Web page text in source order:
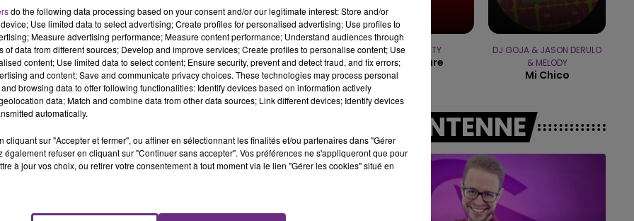
LE MAGASIN JOUÉCLUB DE REIMS FERME
SES PORTES
C'était l'une des institutions du centre-ville
rémois. Le magasin JouéClub est contraint de
fermer ses portes.
TEMPER CITY
Self Aware
DJ GOJA & JASON DERULO
& MELODY
Mi Chico
A L'ANTENNE
do the following data processing based on your consent and/or our legitimate interest: Store and/or
Use limited data to select advertising; Create profiles for personalised advertising; Use profiles to
Measure advertising performance; Measure content performance; Understand audiences through
of data from different sources; Develop and improve services; Create profiles to personalise content; Use
content; Use limited data to select content; Ensure security, prevent and detect fraud, and fix errors;
and content; Save and communicate privacy choices. These technologies may process personal
browsing data to offer following functionalities: Identify devices based on information actively
data; Match and combine data from other data sources; Link different devices; Identify devices
automatically.
cliquant sur "Accepter et fermer", ou affiner en sélectionnant les finalités et/ou partenaires dans "Gérer
également refuser en cliquant sur "Continuer sans accepter". Vos préférences ne s'appliqueront que pour
à jour vos choix, ou retirer votre consentement à tout moment via le lien "Gérer les cookies" situé en